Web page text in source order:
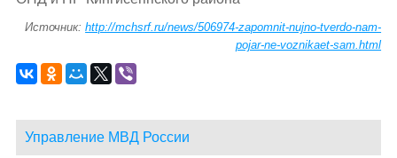
Источник:http://mchsrf.ru/news/506974-zapomnit-nujno-tverdo-nam-
pojar-ne-voznikaet-sam.html
Управление МВД России